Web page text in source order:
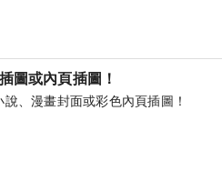
圖或內頁插圖！
、漫畫封面或彩色內頁插圖！